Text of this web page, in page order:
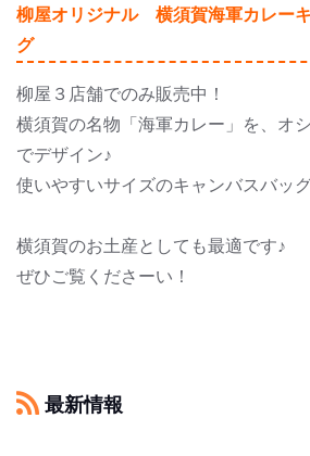
柳屋オリジナル 横須賀海軍カレー
グ
柳屋３店舗でのみ販売中！
横須賀の名物「海軍カレー」を、オ
でデザイン♪
使いやすいサイズのキャンバスバッ
横須賀のお土産としても最適です♪
ぜひご覧くださーい！
最新情報